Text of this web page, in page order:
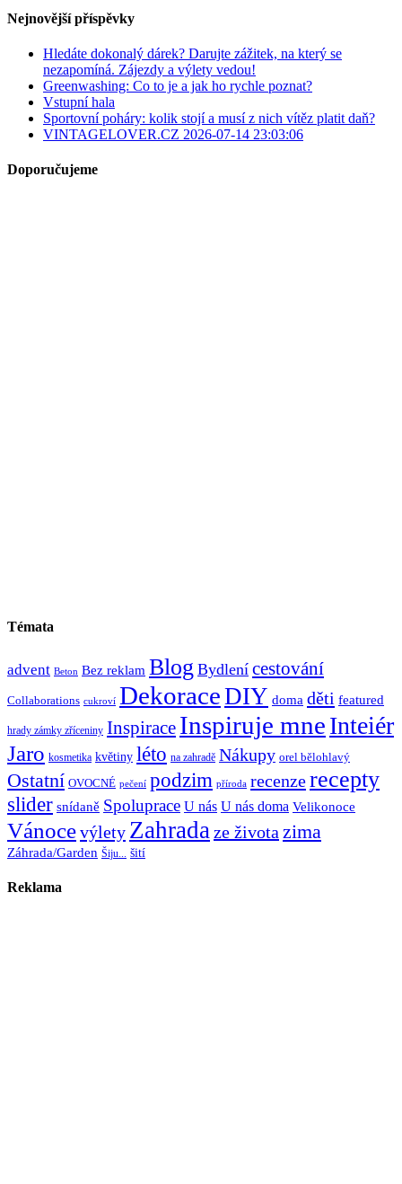
Nejnovější příspěvky
Hledáte dokonalý dárek? Darujte zážitek, na který se
nezapomíná. Zájezdy a výlety vedou!
Greenwashing: Co to je a jak ho rychle poznat?
Vstupní hala
Sportovní poháry: kolik stojí a musí z nich vítěz platit daň?
VINTAGELOVER.CZ 2026-07-14 23:03:06
Doporučujeme
Témata
advent Beton Bez reklam Blog Bydlení cestování
Collaborations cukroví DekoraceDIY doma děti featured
hrady zámky zříceniny Inspirace Inspiruje mneInteiér
Jaro kosmetika květiny léto na zahradě Nákupy orel bělohlavý
Ostatní OVOCNÉ pečení podzim příroda recenzerecepty
slider snídaně Spoluprace U nás U nás doma Velikonoce
Vánocevýlety Zahrada ze života zima
Záhrada/Garden Šiju... šití
Reklama